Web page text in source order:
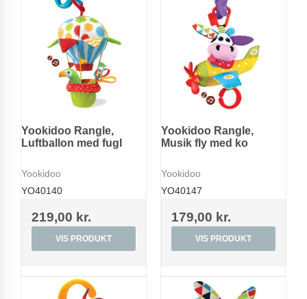
Yookidoo Rangle,
Luftballon med fugl
Yookidoo
YO40140
219,00 kr.
VIS PRODUKT
Yookidoo Rangle,
Musik fly med ko
Yookidoo
YO40147
179,00 kr.
VIS PRODUKT